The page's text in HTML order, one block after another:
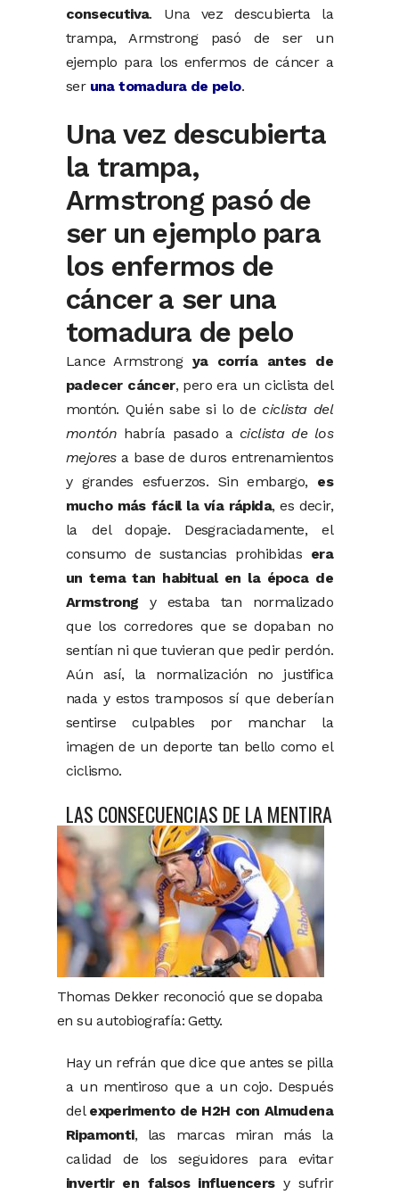
consecutiva. Una vez descubierta la
trampa, Armstrong pasó de ser un
ejemplo para los enfermos de cáncer a
ser una tomadura de pelo.
Una vez descubierta
la trampa,
Armstrong pasó de
ser un ejemplo para
los enfermos de
cáncer a ser una
tomadura de pelo
Lance Armstrong ya corría antes de
padecer cáncer, pero era un ciclista del
montón. Quién sabe si lo de ciclista del
montón habría pasado a ciclista de los
mejoresa base de duros entrenamientos
y grandes esfuerzos. Sin embargo, es
mucho más fácil la vía rápida, es decir,
la del dopaje. Desgraciadamente, el
consumo de sustancias prohibidas era
un tema tan habitual en la época de
Armstrong y estaba tan normalizado
que los corredores que se dopaban no
sentían ni que tuvieran que pedir perdón.
Aún así, la normalización no justifica
nada y estos tramposos sí que deberían
sentirse culpables por manchar la
imagen de un deporte tan bello como el
ciclismo.
LAS CONSECUENCIAS DE LA MENTIRA
Thomas Dekker reconoció que se dopaba
en su autobiografía: Getty.
Hay un refrán que dice que antes se pilla
a un mentiroso que a un cojo. Después
del experimento de H2H con Almudena
Ripamonti, las marcas miran más la
calidad de los seguidores para evitar
invertir en falsos influencersy sufrir